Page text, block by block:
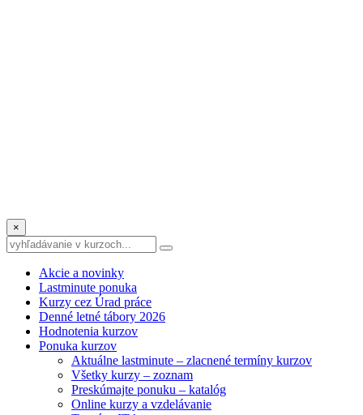
×
Akcie a novinky
Lastminute ponuka
Kurzy cez Úrad práce
Denné letné tábory 2026
Hodnotenia kurzov
Ponuka kurzov
Aktuálne lastminute – zlacnené termíny kurzov
Všetky kurzy – zoznam
Preskúmajte ponuku – katalóg
Online kurzy a vzdelávanie